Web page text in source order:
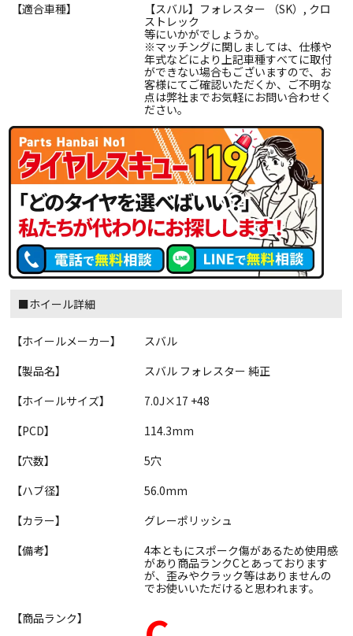
【適合車種】
【スバル】フォレスター （SK）, クロ
ストレック
等にいかがでしょうか。
※マッチングに関しましては、仕様や
年式などにより上記車種すべてに取付
ができない場合もございますので、お
客様にてご確認いただくか、ご不明な
点は弊社までお気軽にお問い合わせく
ださい。
■ホイール詳細
【ホイールメーカー】
スバル
【製品名】
スバル フォレスター 純正
【ホイールサイズ】
7.0J×17 +48
【PCD】
114.3mm
【穴数】
5穴
【ハブ径】
56.0mm
【カラー】
グレーポリッシュ
【備考】
4本ともにスポーク傷があるため使用感
があり商品ランクCとあっております
が、歪みやクラック等はありませんの
でお使いいただけると思われます。
【商品ランク】